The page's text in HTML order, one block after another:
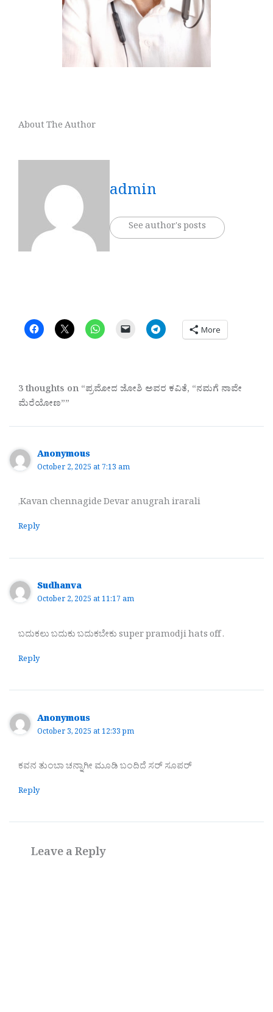
About The Author
admin
See author's posts
More
3 thoughts on “ಪ್ರಮೋದ ಜೋಶಿ ಅವರ ಕವಿತೆ, “ನಮಗೆ ನಾವೇ
ಮೆರೆಯೋಣ””
Anonymous
October 2, 2025 at 7:13 am
,Kavan chennagide Devar anugrah irarali
Reply
Sudhanva
October 2, 2025 at 11:17 am
ಬದುಕಲು ಬದುಕು ಬದುಕಬೇಕು super pramodji hats off .
Reply
Anonymous
October 3, 2025 at 12:33 pm
ಕವನ ತುಂಬಾ ಚನ್ನಾಗೀ ಮೂಡಿ ಬಂದಿದೆ ಸರ್ ಸೂಪರ್
Reply
Leave a Reply